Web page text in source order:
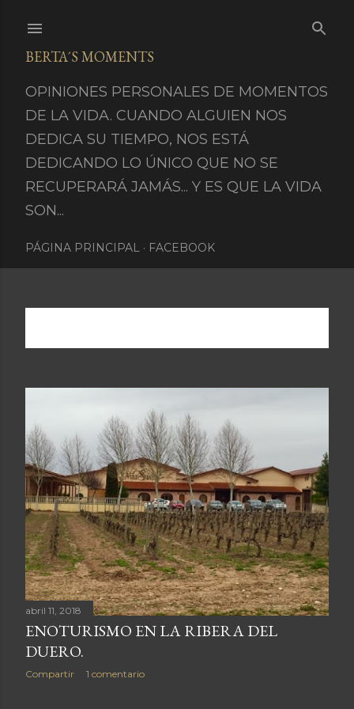
BERTA´S MOMENTS
OPINIONES PERSONALES DE MOMENTOS
DE LA VIDA. CUANDO ALGUIEN NOS
DEDICA SU TIEMPO, NOS ESTÁ
DEDICANDO LO ÚNICO QUE NO SE
RECUPERARÁ JAMÁS... Y ES QUE LA VIDA
SON...
PÁGINA PRINCIPAL FACEBOOK
E
r
a
d
a
s
abril 11, 2018
ENOTURISMO EN LA RIBERA DEL
DUERO.
Compartir 1 comentario